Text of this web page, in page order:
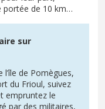
portée de 10 km…
sur
de Pomègues,
du Frioul, suivez
empruntez le
par des militaires,